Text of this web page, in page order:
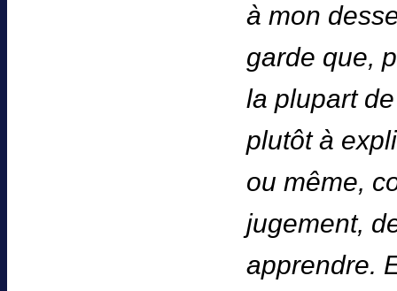
à mon
garde que,
la plupart
plutôt à
ou même,
jugement,
apprendre.